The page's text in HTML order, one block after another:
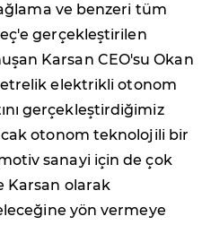
ve benzeri tüm
gerçekleştirilen
Karsan CEO'su Okan
elektrikli otonom
gerçekleştirdiğimiz
otonom teknolojili bir
sanayi için de çok
Karsan olarak
yön vermeye